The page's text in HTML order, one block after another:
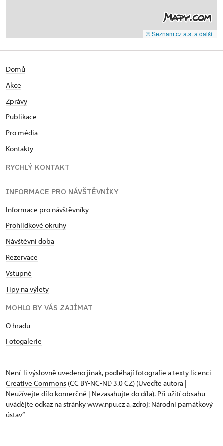
© Seznam.cz a.s. a další
Domů
Akce
Zprávy
Publikace
Pro média
Kontakty
RYCHLÝ KONTAKT
INFORMACE PRO NÁVŠTĚVNÍKY
Informace pro návštěvníky
Prohlídkové okruhy
Návštěvní doba
Rezervace
Vstupné
Tipy na výlety
MOHLO BY VÁS ZAJÍMAT
O hradu
Fotogalerie
Není-li výslovně uvedeno jinak, podléhají fotografie a texty licenci
Creative Commons (CC BY-NC-ND 3.0 CZ) (Uveďte autora |
Neužívejte dílo komerčně | Nezasahujte do díla). Při užití obsahu
uvádějte odkaz na stránky www.npu.cz a „zdroj: Národní památkový
ústav“